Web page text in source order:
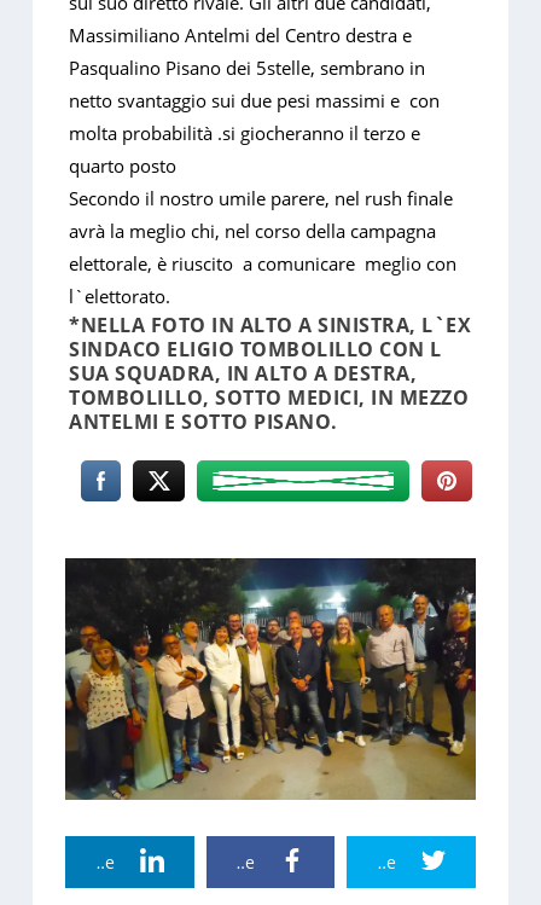
Massimiliano Antelmi del Centro destra e
Pasqualino Pisano dei 5stelle, sembrano in
netto svantaggio sui due pesi massimi e con
molta probabilità .si giocheranno il terzo e
quarto posto
Secondo il nostro umile parere, nel rush finale
avrà la meglio chi, nel corso della campagna
elettorale, è riuscito a comunicare meglio con
l`elettorato.
*NELLA FOTO IN ALTO A SINISTRA, L`EX
SINDACO ELIGIO TOMBOLILLO CON L
SUA SQUADRA, IN ALTO A DESTRA,
TOMBOLILLO, SOTTO MEDICI, IN MEZZO
ANTELMI E SOTTO PISANO.
Twitter Share
Facebook Share
Linkedin Share